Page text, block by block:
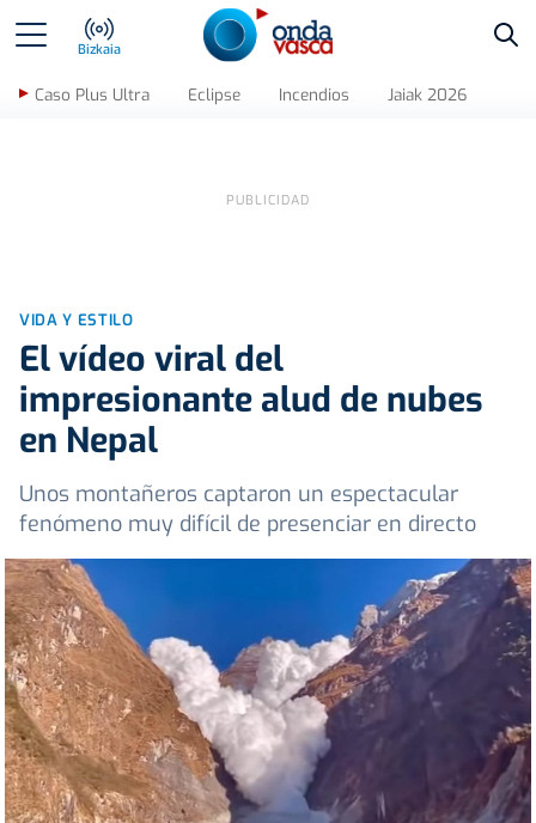
Bizkaia
Caso Plus Ultra Eclipse Incendios Jaiak 2026
VIDA Y ESTILO
El vídeo viral del
impresionante alud de nubes
en Nepal
Unos montañeros captaron un espectacular
fenómeno muy difícil de presenciar en directo